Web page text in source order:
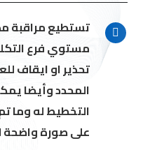
تستطيع مراقبة
مستوي فرع
تحذير او ايقاف
المحدد وأيضا
التخطيط له وما
على صورة واضحة